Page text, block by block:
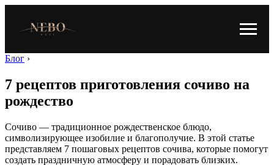
Блог ›
7 рецептов приготовления сочиво на
рождество
Сочиво — традиционное рождественское блюдо,
символизирующее изобилие и благополучие. В этой статье
представляем 7 пошаговых рецептов сочива, которые помогут
создать праздничную атмосферу и порадовать близких.